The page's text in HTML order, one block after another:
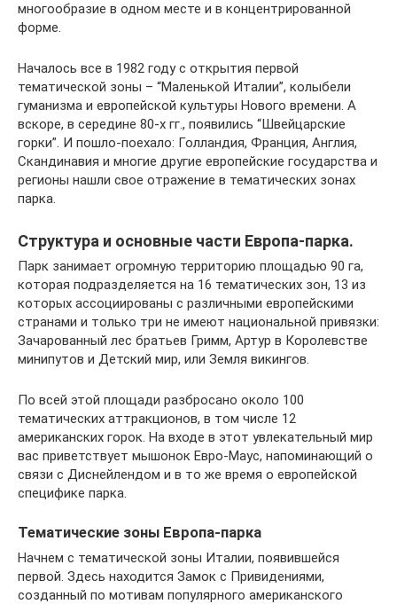
многообразие в одном месте и в концентрированной
форме.
Началось все в 1982 году с открытия первой
тематической зоны – “Маленькой Италии”, колыбели
гуманизма и европейской культуры Нового времени. А
вскоре, в середине 80-х гг., появились “Швейцарские
горки”. И пошло-поехало: Голландия, Франция, Англия,
Скандинавия и многие другие европейские государства и
регионы нашли свое отражение в тематических зонах
парка.
Структура и основные части Европа-парка.
Парк занимает огромную территорию площадью 90 га,
которая подразделяется на 16 тематических зон, 13 из
которых ассоциированы с различными европейскими
странами и только три не имеют национальной привязки:
Зачарованный лес братьев Гримм, Артур в Королевстве
минипутов и Детский мир, или Земля викингов.
По всей этой площади разбросано около 100
тематических аттракционов, в том числе 12
американских горок. На входе в этот увлекательный мир
вас приветствует мышонок Евро-Маус, напоминающий о
связи с Диснейлендом и в то же время о европейской
специфике парка.
Тематические зоны Европа-парка
Начнем с тематической зоны Италии, появившейся
первой. Здесь находится Замок с Привидениями,
созданный по мотивам популярного американского